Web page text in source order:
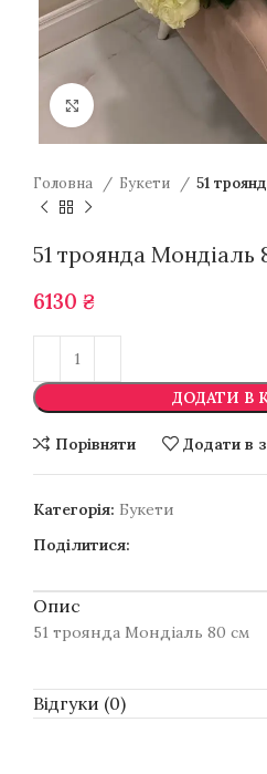
Натисніть для
Головна Букети 51
51 троянда Мондіаль
6130 ₴
ДОДАТИ В
Порівняти Додати в
Категорія: Букети
Поділитися:
Опис
51 троянда Мондіаль 80 см
Відгуки (0)